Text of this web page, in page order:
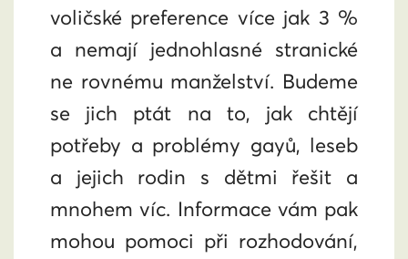
voličské preference více jak 3 %
a nemají jednohlasné stranické
ne rovnému manželství. Budeme
se jich ptát na to, jak chtějí
potřeby a problémy gayů, leseb
a jejich rodin s dětmi řešit a
mnohem víc. Informace vám pak
mohou pomoci při rozhodování,